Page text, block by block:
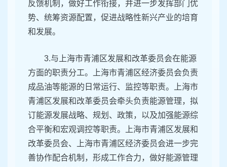
反馈机制，做好工作衔接，并进一步发挥部门优
势、统筹资源配置，促进战略性新兴产业的培育
和发展。
3.与上海市青浦区发展和改革委员会在能源
方面的职责分工。上海市青浦区经济委员会负责
成品油等能源的日常运行、监控等职责。上海市
青浦区发展和改革委员会牵头负责能源管理，拟
订能源发展战略、规划、政策，以及加强能源综
合平衡和宏观调控等职责。上海市青浦区发展和
改革委员会、上海市青浦区经济委员会进一步完
善协作配合机制，形成工作合力，做好能源管理